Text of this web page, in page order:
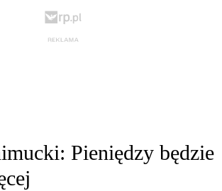
Pieniędzy będzie